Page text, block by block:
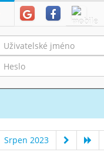
Srpen 2023